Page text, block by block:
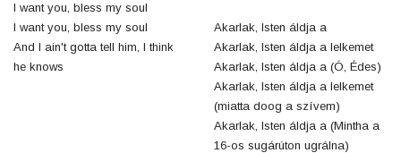
I want you, bless my soul
I want you, bless my soul
And I ain't gotta tell him, I think
he knows
Akarlak, Isten áldja a
Akarlak, Isten áldja a lelkemet
Akarlak, Isten áldja a (Ó, Édes)
Akarlak, Isten áldja a lelkemet
(miatta doog a szívem)
Akarlak, Isten áldja a (Mintha a
16-os sugárúton ugrálna)